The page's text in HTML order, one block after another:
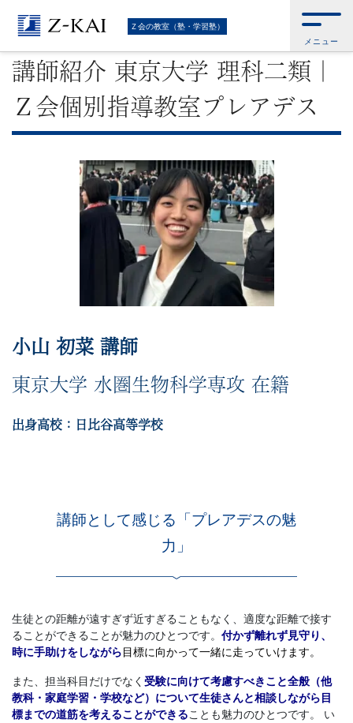
難
関
校
受
習
塾
Ｚ会の教室（塾・学習塾）
メニュー
Ｚ会トップ> Ｚ会の教室（塾・学習塾）>講師紹介 東京大学 理科二類｜Ｚ会
個別指導教室プレアデス
講師紹介 東京大学 理科二類｜
Ｚ会個別指導教室プレアデス
小山 初菜 講師
東京大学 水圏生物科学専攻 在籍
出身高校：日比谷高等学校
講師として感じる「プレアデスの魅
力」
生徒との距離が遠すぎず近すぎることもなく、適度な距離で接す
ることができることが魅力のひとつです。 付かず離れず見守り、
時に手助けをしながら目標に向かって一緒に走っていけます。
また、担当科目だけでなく 受験に向けて考慮すべきこと全般（他
教科・家庭学習・学校など）について生徒さんと相談しながら目
標までの道筋を考えることができることも魅力のひとつです。 い